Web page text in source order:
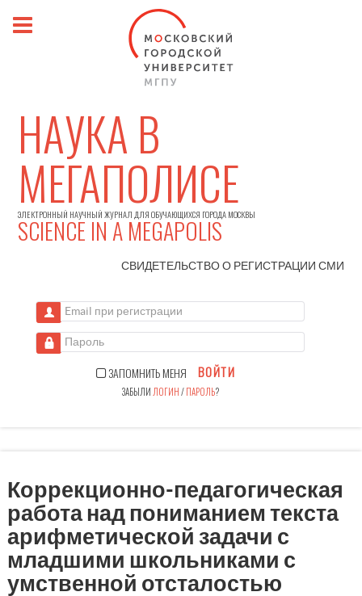
НАУКА В
МЕГАПОЛИСЕ
ЭЛЕКТРОННЫЙ НАУЧНЫЙ ЖУРНАЛ ДЛЯ ОБУЧАЮЩИХСЯ ГОРОДА МОСКВЫ
SCIENCE IN A MEGAPOLIS
СВИДЕТЕЛЬСТВО О РЕГИСТРАЦИИСМИ
Email при регистрации
Пароль
ЗАПОМНИТЬ МЕНЯ ВОЙТИ
ЗАБЫЛИ ЛОГИН/ПАРОЛЬ?
Коррекционно-педагогическая
работа над пониманием текста
арифметической задачи с
младшими школьниками с
умственной отсталостью